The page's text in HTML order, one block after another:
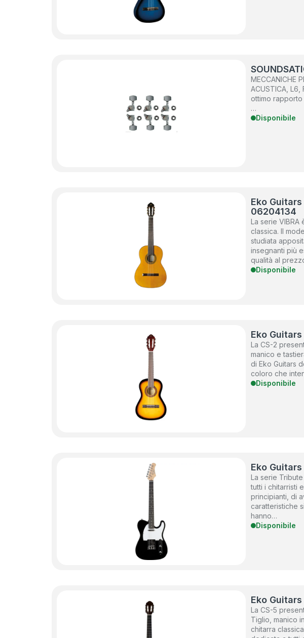
MECCANICHE
ACUSTICA, L6,
ottimo
…
Disponibile
Eko
06204134
La serie VIBRA
classica. Il
studiata
insegnanti più
qualità al
Disponibile
Eko
La CS-2
manico e
di Eko Guitars
coloro che
Disponibile
Eko
La serie
tutti i chitarristi
principianti, di
caratteristiche
hanno…
Disponibile
Eko
La CS-5
Tiglio, manico
chitarra